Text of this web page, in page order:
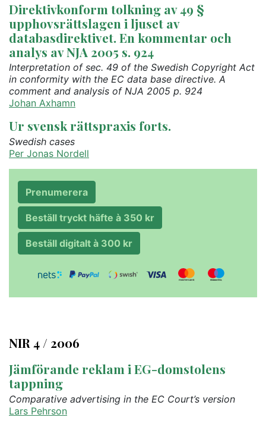
Direktivkonform tolkning av 49 §
upphovsrättslagen i ljuset av
databasdirektivet. En kommentar och
analys av NJA 2005 s. 924
Interpretation of sec. 49 of the Swedish Copyright Act
in conformity with the EC data base directive. A
comment and analysis of NJA 2005 p. 924
Johan Axhamn
Ur svensk rättspraxis forts.
Swedish cases
Per Jonas Nordell
Prenumerera
Beställ tryckt häfte à 350 kr
Beställ digitalt à 300 kr
NIR 4 / 2006
Jämförande reklam i EG-domstolens
tappning
Comparative advertising in the EC Court’s version
Lars Pehrson